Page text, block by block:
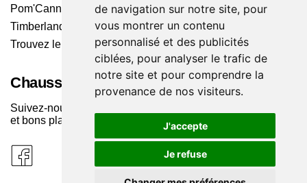
de navigation sur notre site, pour
vous montrer un contenu
personnalisé et des publicités
ciblées, pour analyser le trafic de
notre site et pour comprendre la
provenance de nos visiteurs.
J'accepte
Je refuse
Pom'Cannelle
Timberland
Trouvez le magasin le plus proche
Chaussuresonline sur les Médias sociaux
Suivez-nous sur les réseaux pour les dernières tendances
et bons plans !